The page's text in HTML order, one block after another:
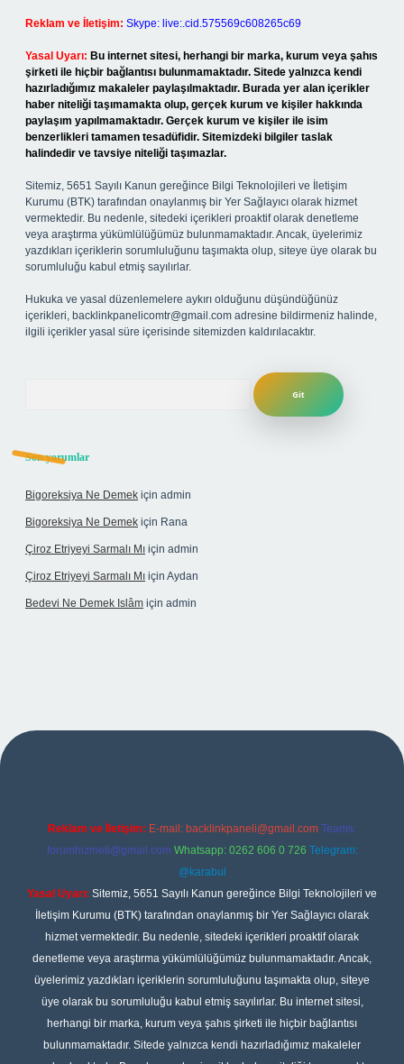
Reklam ve İletişim: Skype: live:.cid.575569c608265c69
Yasal Uyarı: Bu internet sitesi, herhangi bir marka, kurum veya şahıs
şirketi ile hiçbir bağlantısı bulunmamaktadır. Sitede yalnızca kendi
hazırladığımız makaleler paylaşılmaktadır. Burada yer alan içerikler
haber niteliği taşımamakta olup, gerçek kurum ve kişiler hakkında
paylaşım yapılmamaktadır. Gerçek kurum ve kişiler ile isim
benzerlikleri tamamen tesadüfidir. Sitemizdeki bilgiler taslak
halindedir ve tavsiye niteliği taşımazlar.
Sitemiz, 5651 Sayılı Kanun gereğince Bilgi Teknolojileri ve İletişim
Kurumu (BTK) tarafından onaylanmış bir Yer Sağlayıcı olarak hizmet
vermektedir. Bu nedenle, sitedeki içerikleri proaktif olarak denetleme
veya araştırma yükümlülüğümüz bulunmamaktadır. Ancak, üyelerimiz
yazdıkları içeriklerin sorumluluğunu taşımakta olup, siteye üye olarak bu
sorumluluğu kabul etmiş sayılırlar.
Hukuka ve yasal düzenlemelere aykırı olduğunu düşündüğünüz
içerikleri, backlinkpanelicomtr@gmail.com adresine bildirmeniz halinde,
ilgili içerikler yasal süre içerisinde sitemizden kaldırılacaktır.
Son yorumlar
Bigoreksiya Ne Demek için admin
Bigoreksiya Ne Demek için Rana
Çiroz Etriyeyi Sarmalı Mı için admin
Çiroz Etriyeyi Sarmalı Mı için Aydan
Bedevi Ne Demek Islâm için admin
Reklam ve İletişim: E-mail: backlinkpaneli@gmail.com Teams:
forumhizmeti@gmail.com Whatsapp: 0262 606 0 726 Telegram:
@karabul
Yasal Uyarı: Sitemiz, 5651 Sayılı Kanun gereğince Bilgi Teknolojileri ve
İletişim Kurumu (BTK) tarafından onaylanmış bir Yer Sağlayıcı olarak
hizmet vermektedir. Bu nedenle, sitedeki içerikleri proaktif olarak
denetleme veya araştırma yükümlülüğümüz bulunmamaktadır. Ancak,
üyelerimiz yazdıkları içeriklerin sorumluluğunu taşımakta olup, siteye
üye olarak bu sorumluluğu kabul etmiş sayılırlar. Bu internet sitesi,
herhangi bir marka, kurum veya şahıs şirketi ile hiçbir bağlantısı
bulunmamaktadır. Sitede yalnızca kendi hazırladığımız makaleler